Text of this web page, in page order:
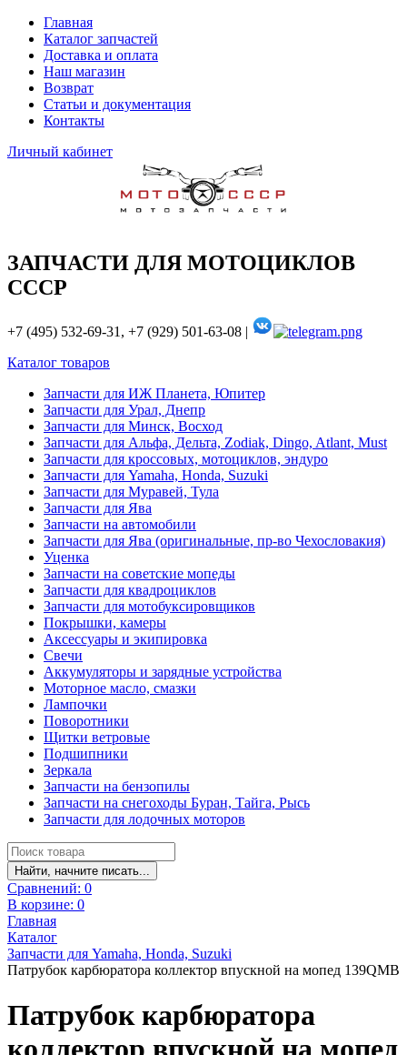
Главная
Каталог запчастей
Доставка и оплата
Наш магазин
Возврат
Статьи и документация
Контакты
Личный кабинет
ЗАПЧАСТИ ДЛЯ МОТОЦИКЛОВ
СССР
+7 (495) 532-69-31, +7 (929) 501-63-08 |
Каталог товаров
Запчасти для ИЖ Планета, Юпитер
Запчасти для Урал, Днепр
Запчасти для Минск, Восход
Запчасти для Альфа, Дельта, Zodiak, Dingo, Atlant, Must
Запчасти для кроссовых, мотоциклов, эндуро
Запчасти для Yamaha, Honda, Suzuki
Запчасти для Муравей, Тула
Запчасти для Ява
Запчасти на автомобили
Запчасти для Ява (оригинальные, пр-во Чехословакия)
Уценка
Запчасти на советские мопеды
Запчасти для квадроциклов
Запчасти для мотобуксировщиков
Покрышки, камеры
Аксессуары и экипировка
Свечи
Аккумуляторы и зарядные устройства
Моторное масло, смазки
Лампочки
Поворотники
Щитки ветровые
Подшипники
Зеркала
Запчасти на бензопилы
Запчасти на снегоходы Буран, Тайга, Рысь
Запчасти для лодочных моторов
Найти, начните писать...
Сравнений: 0
В корзине: 0
Главная
Каталог
Запчасти для Yamaha, Honda, Suzuki
Патрубок карбюратора коллектор впускной на мопед 139QMB
Патрубок карбюратора
коллектор впускной на мопед